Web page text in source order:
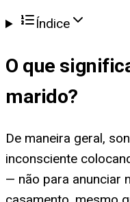
Índice
O que
marido?
De maneira geral,
inconsciente
— não para anunciar